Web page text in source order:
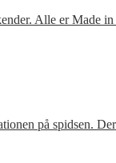
Alle er Made
på spidsen.